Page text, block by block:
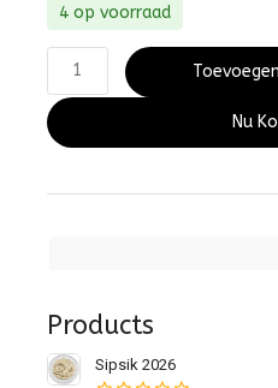
Products
Sipsik 2026
4 op voorraad
Nu